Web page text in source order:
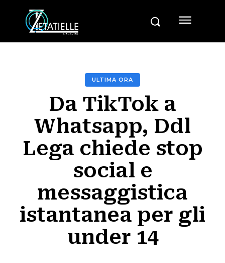
ULTIMA ORA
Da TikTok a
Whatsapp, Ddl
Lega chiede stop
social e
messaggistica
istantanea per gli
under 14